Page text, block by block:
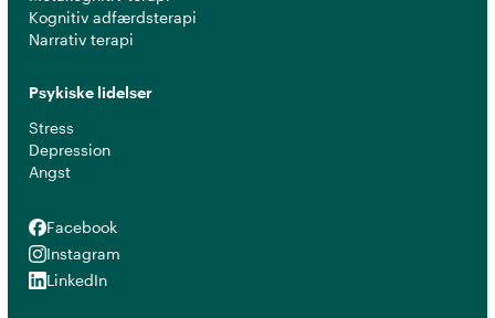
Kognitiv adfærdsterapi
Narrativ terapi
Psykiske lidelser
Stress
Depression
Angst
Facebook
Facebook
Instagram
Instagram
LinkedIn
LinkedIn